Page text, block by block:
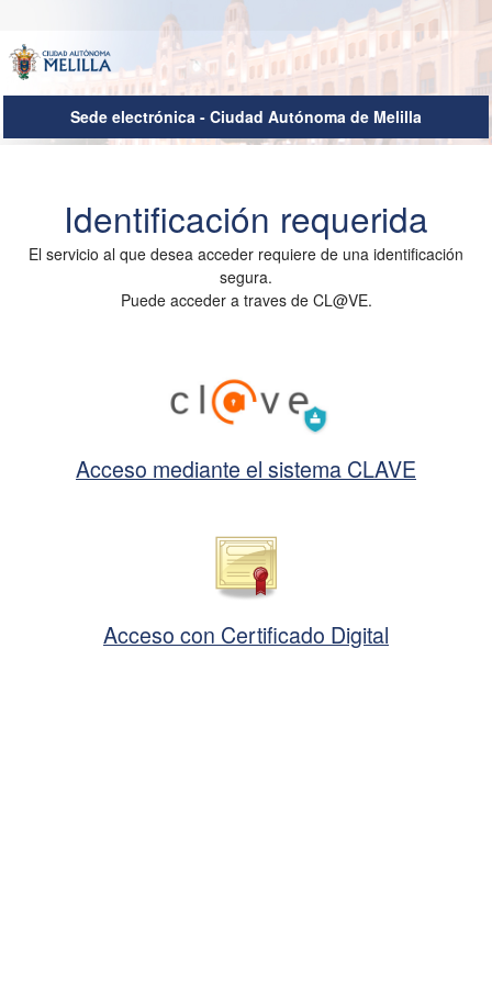
Sede electrónica - Ciudad Autónoma de Melilla
Autenticación del Usuario
Identificación requerida
El servicio al que desea acceder requiere de una identificación
segura.
Puede acceder a traves de CL@VE.
Acceso mediante el sistema CLAVE
Acceso con Certificado Digital